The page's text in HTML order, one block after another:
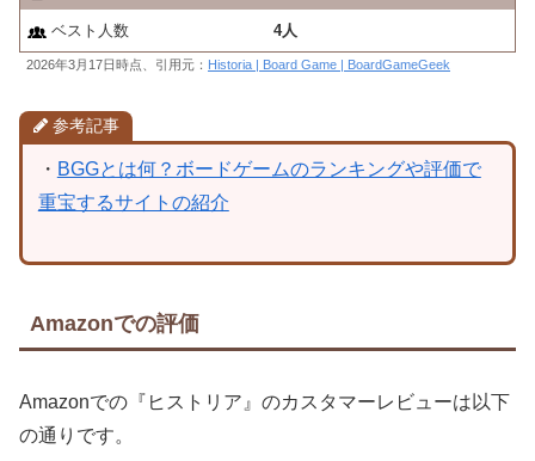
ベスト人数 4人
2026年3月17日時点、引用元： Historia | Board Game | BoardGameGeek
参考記事
・ BGGとは何？ボードゲームのランキングや評価で
重宝するサイトの紹介
Amazonでの評価
Amazonでの『ヒストリア』のカスタマーレビューは以下
の通りです。